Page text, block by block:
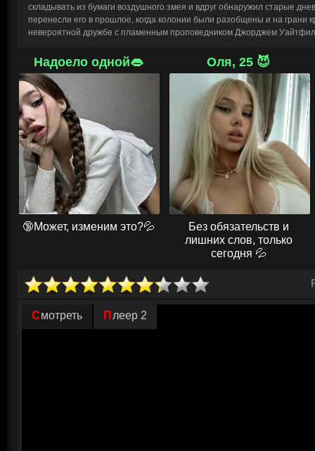
складывать из бумаги воздушного змея и вдруг обнаружил старые
перенесли его в прошлое, когда колонии были разобщены и на грани
невероятной дружбе с пламенным проповедником Джорджем
мастерской с внуком и с благоговением рассказывающий о человеке,
«Пробудителя».
Это был тот, кто, несмотря на сословные различия и скептицизм
людей, проповедуя свободу во Христе. Неожиданно для себя
поддался харизме Уайтфилда. Их неожиданная связь, возникшая в
изменила их самих и заложила искру, без которой, возможно, не
революция. Старый дипломат понял: истинную свободу нельзя
нужно сначала пробудить в сердцах людей.
© ГидОнлайн
Надоело одной👄
🔞Может, изменим это?💦
Оля, 25 😈
Без обязательств и
лишних слов, только
сегодня 💦
Смотреть Плеер 2